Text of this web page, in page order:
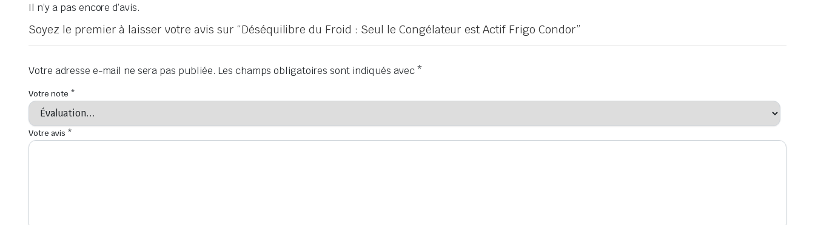
Il n’y a pas encore d’avis.
Soyez le premier à laisser votre avis sur “Déséquilibre du Froid : Seul le Congélateur est Actif Frigo Condor”
Votre adresse e-mail ne sera pas publiée. Les champs obligatoires sont indiqués avec*
Votre note *
Votre avis *